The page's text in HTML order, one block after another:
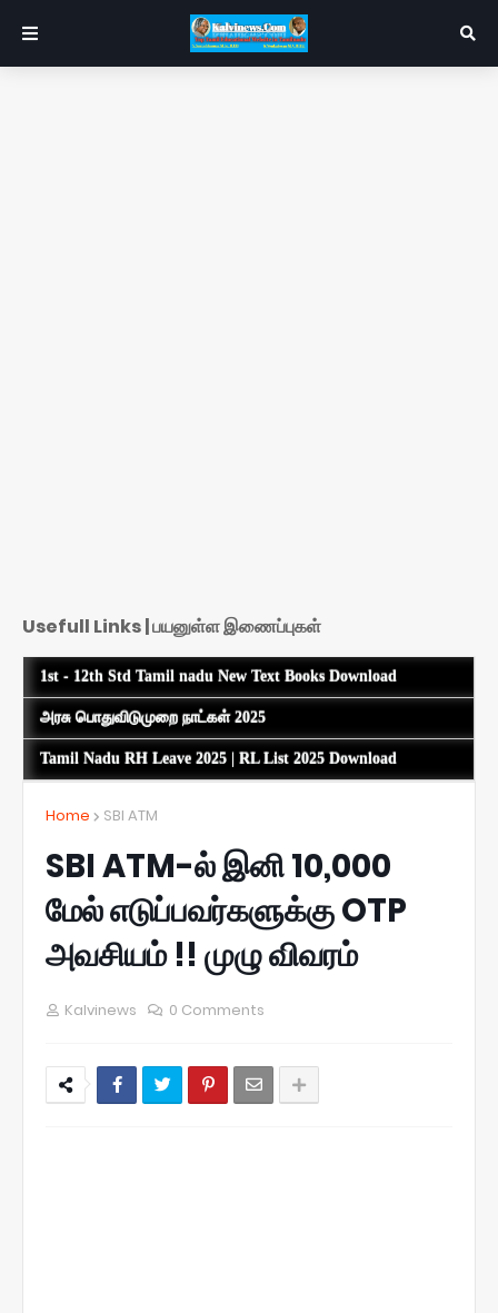
Usefull Links | பயனுள்ள இணைப்புகள்
1st - 12th Std Tamil nadu New Text Books Download
அரசு பொதுவிடுமுறை நாட்கள் 2025
Tamil Nadu RH Leave 2025 | RL List 2025 Download
Home SBI ATM
SBI ATM-ல் இனி 10,000
மேல் எடுப்பவர்களுக்கு OTP
அவசியம் !! முழு விவரம்
Kalvinews 0 Comments